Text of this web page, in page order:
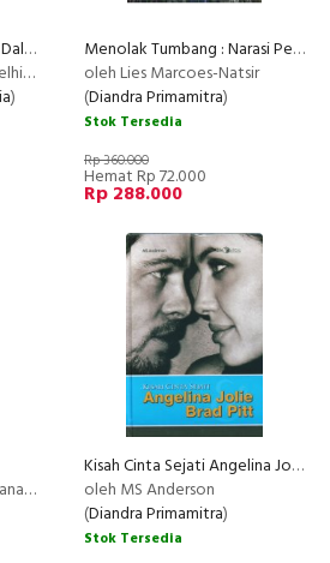
Komunikasi Lintas Budaya Dalam Dinamika Komunikasi Internasional
)
Menolak Tumbang : Narasi Perempuan Melawan Pemiskinan
oleh Lies Marcoes-Natsir
(Diandra Primamitra)
Stok Tersedia
Rp 360.000
Hemat Rp 72.000
Rp 288.000
Kisah Cinta Sejati Angelina Jolie Brad Pitt
oleh MS Anderson
(Diandra Primamitra)
Stok Tersedia